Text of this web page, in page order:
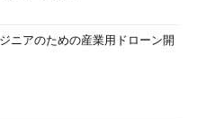
ニアのための産業用ドローン開